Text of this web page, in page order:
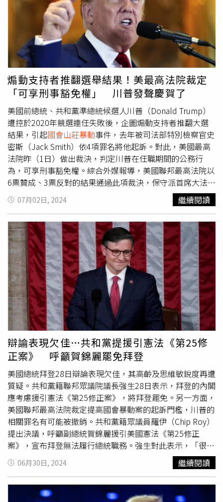
認為可能是逼退蓋茲的主要手段。這場提名之戰也考驗參議
院共和黨人願意在多大程度上支持川普的爭議性內閣人選，
如今蓋茲主動退出，應該可以加強對其他有爭議的川普內閣
人選的審查，包括曾經面臨性侵指控的國防部長赫格斯
（Pete Hegseth）。
任何潛在的內亂。」民主黨籍奧勒岡州州長科特克（Tina
Kotek）也在11月1日的聲明中表示，該州的國民兵已做好
準備，「州長辦公室正在與地方、州和聯邦機構密切監測和
協調，以確保奧勒岡州選民能夠安全投票。」另據KTVZ的
報導，奧勒岡州波特蘭市長惠勒（Ted Wheeler）表示，雖
然「目前沒有訊息表明存在騷亂」，但「我們的社區存在著
許多不確定性和緊張氛圍。」共和黨籍內華達州州長隆巴多
（Joe Lombardo）本週也宣布，有60名國民警衛隊士兵處
於待命狀態，「以為安全順利的選舉日做準備」，「這一決
定反映了該州為過去選舉所做的例行準備，是在與選舉官員
和州領導人協商後做出的。這是該州正在採取的眾多積極措
施之一，以確保所有可能的資源到位，以便及時應對出現的
任何挑戰。」亞利桑那州和賓州等州，也已為計票期間的
「突發狀況」做好應對方案。其中，亞利桑那州選民大多集
中在馬里科帕郡（Maricopa County），對於可能發生的
「最悲觀情境」，維安力量已開始嚴加戒備。例如，亞利桑
那州鳳凰城（Phoenix）位於市區的選票清點中心已受到
「如堡壘般」嚴密的防護。馬里科帕郡治安官更暫停批准一
級人員休假，動員約200人準備在選舉期間進行全天候工
作，負責監控投票站和戶外選票投遞箱，同時考慮在必要時
派出狙擊手。與此同時，美國其他州也採取了高規格的維安
措施。數以百計的選舉辦公室以防彈玻璃、鋼板門加固，並
增設監控裝備，一些地區還為選舉工作人員準備了生化防護
服（NBC suit）和解毒劑，以應對「可疑粉末郵件」的威
脅。在關鍵搖擺州之一的喬治亞，州議會大廈周邊更已加裝
護欄。華盛頓特區警察局長史密斯（Pamela A. Smith）則
在10月29日的記者會上表示，華盛頓特區的準備工作正在
進行中，當地3000多名警察將實行12小時的輪班制。對
此，分析人士告訴《華盛頓郵報》，選舉的最大威脅來自右
翼的「否認選舉運動」。2020年，時任共和黨籍總統、今
年選舉的候選人川普拒絕承認輸給民主黨總統候選人拜登，
相關運動被視為引發2021年1月6日「國會山莊暴動」的原
因之一。近年來，不承認選舉結果的人士逐漸從共和黨邊緣
步入核心。美國爭取民權律師委員會執行總監戴蒙·休伊特
則認為，今年總統選舉既有「明顯的現實危險」，也有「實
質性監控和保護到位」。只是，民主選舉的維安措施「本來
不應該這麼多，我們不能將其正常化。」
煽動支持者推翻選舉結果！美最高法院裁定
「可享刑事豁免權」 川普發聲慶賀了
美國前總統、共和黨準總統候選人川普（Donald Trump）
遭控於2020年競選連任失敗後，企圖煽動支持者推翻大選
結果，引起國會山莊暴動事件，去年被司法部特別檢察官史
密斯（Jack Smith）依4項罪名將他起訴。對此，美國最高
法院昨（1日）做出裁決，判定川普在任職期間的公務行
為，可享刑事豁免權。綜合外媒報導，美國聯邦最高法院以
6票贊成、3票反對的結果通過此項裁決，保守派首席大法官
羅伯茲（John Roberts）在判決書中表示，不得將總統在
履行憲法規定的公務職責時所採取的行動定為犯罪，因此川
普在任職期間的行為，應享有「刑事豁免權」，可以免於刑
事起訴。大法官羅伯茲也說明，若川普做出「非官方行為」
則將被排除豁免權之外，強調「總統並未凌駕於法律之
上」，但川普的哪些行為屬於公務或私人活動，後續將交由
下級法院釐清審理。對此，持反對意見的自由派大法官索托
馬約爾（Sonia Sotomayor）則抨擊，這是對憲法和政府制
度的嘲弄，任何人都不能凌駕於法律之上，「出於對我們民
主的擔憂，我不同意。」判決出爐也意味著，川普於11月美
國總統大選前將不會受到審判，消息曝光後，川普在社群平
台發文慶賀，直呼這是美國憲法與民主的「巨大勝利」，並
為自己身為美國人感到自豪。最高法院做出豁免決定後，無
疑對檢察官史密斯是巨大打擊，儘管目前特別檢察官辦公室
尚未對此事做出公開回應，但恐怕史密斯及其團隊後續需撤
銷對川普的部分指控，以符合最高法院的裁決，甚至可能重
新提交對川普的起訴書。
07月02日, 2024 繼續閱讀
辯論表現欠佳…共和黨提援引憲法《第25修
正案》 呼籲賀錦麗罷免拜登
美國總統拜登28日辯論表現欠佳，其高齡及思維敏銳度再遭
質疑。共和黨籍聯邦眾議院議長強生28日表示，拜登的內閣
應考慮援引憲法《第25修正案》，將拜登罷免。另一方面，
美國聯邦最高法院裁定提高國會暴動案的起訴門檻，川普的
相關罪名有可能被撤銷。共和黨籍眾議員羅伊（Chip Roy）
提出決議，呼籲副總統賀錦麗援引美國憲法《第25修正
案》，宣布拜登無法履行總統職務。強生對此表示，「很多
人都在要求」援引，但這取決於拜登內閣成員。強生向記者
說：「我會要求內閣成員捫心自問。…我們希望他們能夠履
行自己的職責。」《今日美國報》28日獨家報導，拜登的辯
論表現引發民主黨陣營擔憂，具影響力的金主們私下討論是
06月30日, 2024 繼續閱讀